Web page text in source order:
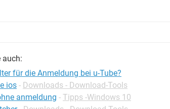
auch:
für die Anmeldung bei u-Tube?
ios - Downloads - Download-Tools
anmeldung - Tipps -Windows 10